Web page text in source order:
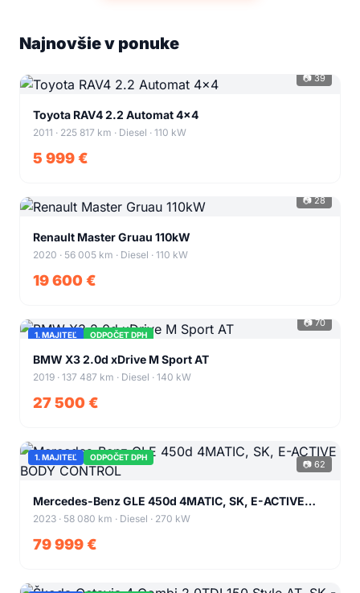
Najnovšie v ponuke
📷 39
+35
Toyota RAV4 2.2 Automat 4x4
2011 · 225 817 km · Diesel · 110 kW
5 999 €
📷 28
+24
Renault Master Gruau 110kW
2020 · 56 005 km · Diesel · 110 kW
19 600 €
1. MAJITEĽ ODPOČET DPH
📷 70
+66
BMW X3 2.0d xDrive M Sport AT
2019 · 137 487 km · Diesel · 140 kW
27 500 €
1. MAJITEĽ ODPOČET DPH
📷 62
+58
Mercedes-Benz GLE 450d 4MATIC, SK, E-ACTIVE
BODY CONTROL
2023 · 58 080 km · Diesel · 270 kW
79 999 €